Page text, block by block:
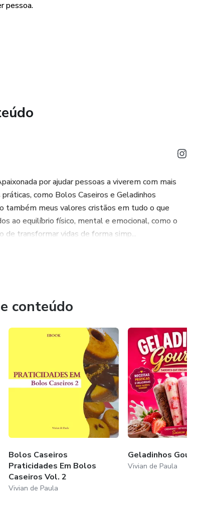
acesso imediato ao e-book e poderá ler
pessoa.
e fácil de acompanhar.
de estilo de
por ajudar pessoas a viverem com mais
como Bolos Caseiros e Geladinhos
também meus valores cristãos em tudo o que
ao equilíbrio físico, mental e emocional, como o
transformar vidas de forma simp...
conteúdo
Bolos Caseiros
Praticidades Em Bolos
Caseiros Vol. 2
Vivian de Paula
Geladinhos Gourmet
Vivian de Paula